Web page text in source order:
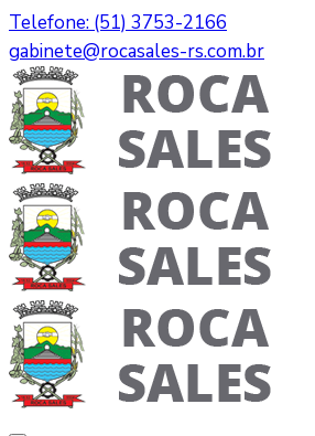
Telefone: (51) 3753-2166
gabinete@rocasales-rs.com.br